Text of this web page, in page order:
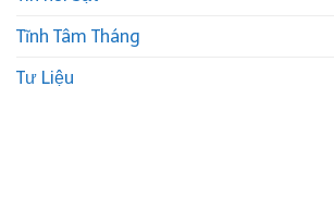
Tĩnh Tâm Tháng
Tư Liệu